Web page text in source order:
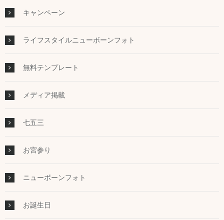
キャンペーン
ライフスタイルニューボーンフォト
無料テンプレート
メディア掲載
七五三
お宮参り
ニューボーンフォト
お誕生日